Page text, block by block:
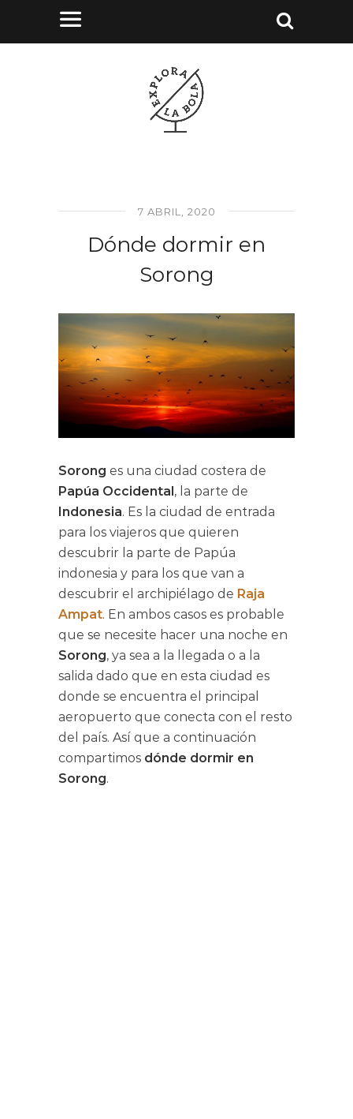
7 ABRIL, 2020
Dónde dormir en
Sorong
Sorong es una ciudad costera de
Papúa Occidental, la parte de
Indonesia. Es la ciudad de entrada
para los viajeros que quieren
descubrir la parte de Papúa
indonesia y para los que van a
descubrir el archipiélago de Raja
Ampat. En ambos casos es probable
que se necesite hacer una noche en
Sorong, ya sea a la llegada o a la
salida dado que en esta ciudad es
donde se encuentra el principal
aeropuerto que conecta con el resto
del país. Así que a continuación
compartimos dónde dormir en
Sorong.